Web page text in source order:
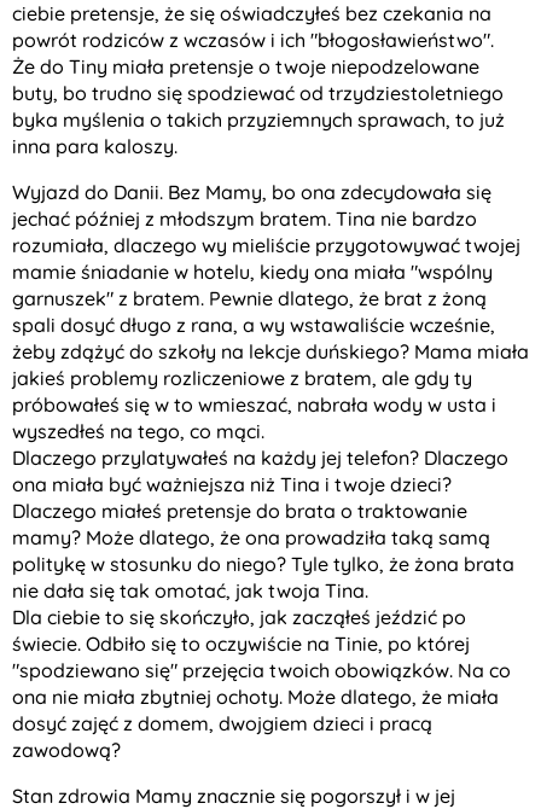
ciebie pretensje, że się oświadczyłeś bez czekania na
powrót rodziców z wczasów i ich "błogosławieństwo".
Że do Tiny miała pretensje o twoje niepodzelowane
buty, bo trudno się spodziewać od trzydziestoletniego
byka myślenia o takich przyziemnych sprawach, to już
inna para kaloszy.
Wyjazd do Danii. Bez Mamy, bo ona zdecydowała się
jechać później z młodszym bratem. Tina nie bardzo
rozumiała, dlaczego wy mieliście przygotowywać twojej
mamie śniadanie w hotelu, kiedy ona miała "wspólny
garnuszek" z bratem. Pewnie dlatego, że brat z żoną
spali dosyć długo z rana, a wy wstawaliście wcześnie,
żeby zdążyć do szkoły na lekcje duńskiego? Mama miała
jakieś problemy rozliczeniowe z bratem, ale gdy ty
próbowałeś się w to wmieszać, nabrała wody w usta i
wyszedłeś na tego, co mąci.
Dlaczego przylatywałeś na każdy jej telefon? Dlaczego
ona miała być ważniejsza niż Tina i twoje dzieci?
Dlaczego miałeś pretensje do brata o traktowanie
mamy? Może dlatego, że ona prowadziła taką samą
politykę w stosunku do niego? Tyle tylko, że żona brata
nie dała się tak omotać, jak twoja Tina.
Dla ciebie to się skończyło, jak zacząłeś jeździć po
świecie. Odbiło się to oczywiście na Tinie, po której
"spodziewano się" przejęcia twoich obowiązków. Na co
ona nie miała zbytniej ochoty. Może dlatego, że miała
dosyć zajęć z domem, dwojgiem dzieci i pracą
zawodową?
Stan zdrowia Mamy znacznie się pogorszył i w jej